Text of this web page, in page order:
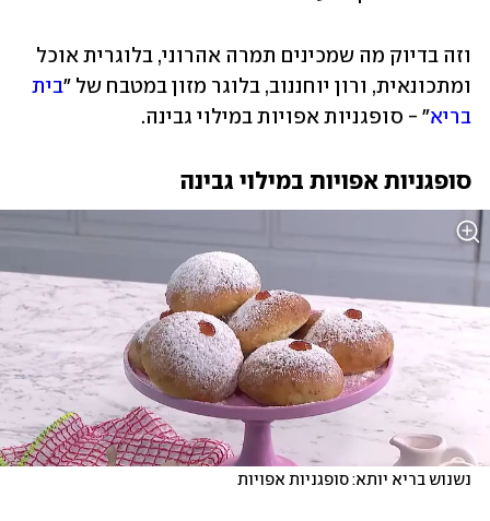
ומתכונאית, ורון יוחננוב, בלוגר מזון במטבח של "
בריא" - סופגניות אפויות במילוי גבינה.
סופגניות אפויות במילוי גבינה
נשנוש בריא יותא: סופגניות אפויות